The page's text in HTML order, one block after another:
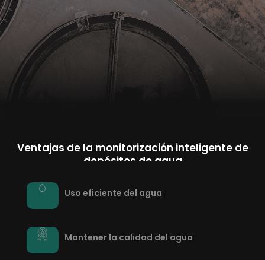
Ventajas de la monitorización inteligente de
depósitos de agua
Uso eficiente del agua
Mantener la calidad del agua